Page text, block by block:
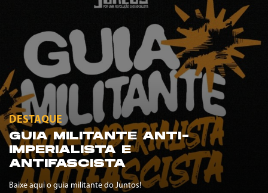
DESTAQUE
GUIA MILITANTE ANTI-
IMPERIALISTA E
ANTIFASCISTA
Baixe aqui o guia militante do Juntos!